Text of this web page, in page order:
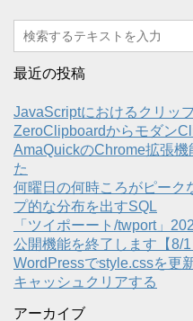
最近の投稿
JavaScriptにおけるクリッ
ZeroClipboardからモダン
AmaQuickのChrome拡張
た
何曜日の何時ころがピーク
プ的な分布を出すSQL
「ツイポーート/twport」
公開機能を終了します【8/
WordPressでstyle.cssを更
キャッシュクリアする
アーカイブ